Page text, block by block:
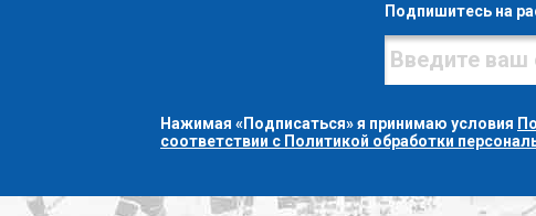
Подпишитесь на
Нажимая «Подписаться» я принимаю условия
соответствии с Политикой обработки